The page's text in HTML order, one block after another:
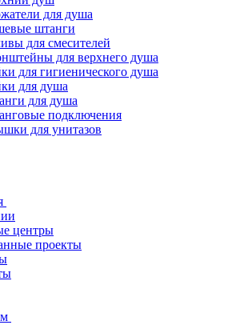
для душа
штанги
для смесителей
для верхнего душа
для гигиенического душа
для душа
для душа
подключения
для унитазов
центры
проекты